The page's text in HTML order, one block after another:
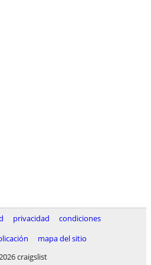
privacidad
condiciones
mapa del sitio
craigslist